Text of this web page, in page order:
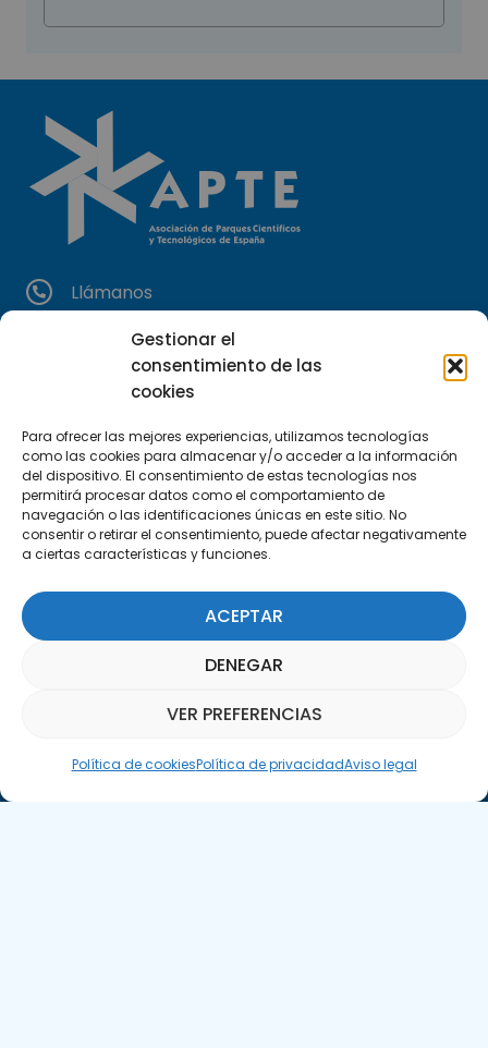
Gestionar el
consentimiento de las
cookies
Para ofrecer las mejores experiencias, utilizamos tecnologías
como las cookies para almacenar y/o acceder a la información
del dispositivo. El consentimiento de estas tecnologías nos
permitirá procesar datos como el comportamiento de
navegación o las identificaciones únicas en este sitio. No
consentir o retirar el consentimiento, puede afectar negativamente
a ciertas características y funciones.
ACEPTAR
DENEGAR
VER PREFERENCIAS
Política de cookiesPolítica de privacidadAviso legal
Llámanos
Escríbenos
info@apte.org
Encuéntranos
C/Marie Curie, 35
29590 Campanillas, Málaga
SUSCRÍBETE AQUÍ